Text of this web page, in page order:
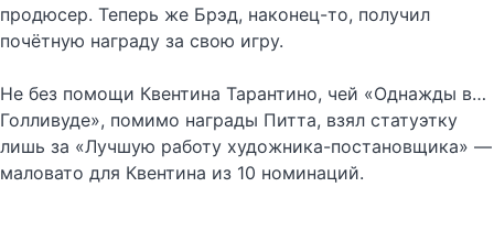
продюсер. Теперь же Брэд, наконец-то, получил
почётную награду за свою игру.
Не без помощи Квентина Тарантино, чей «Однажды в…
Голливуде», помимо награды Питта, взял статуэтку
лишь за «Лучшую работу художника-постановщика» —
маловато для Квентина из 10 номинаций.